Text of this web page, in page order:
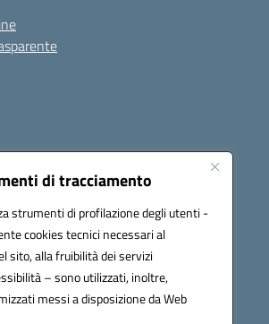
di tracciamento
strumenti di profilazione degli utenti -
cookies tecnici necessari al
sito, alla fruibilità dei servizi
– sono utilizzati, inoltre,
messi a disposizione da Web